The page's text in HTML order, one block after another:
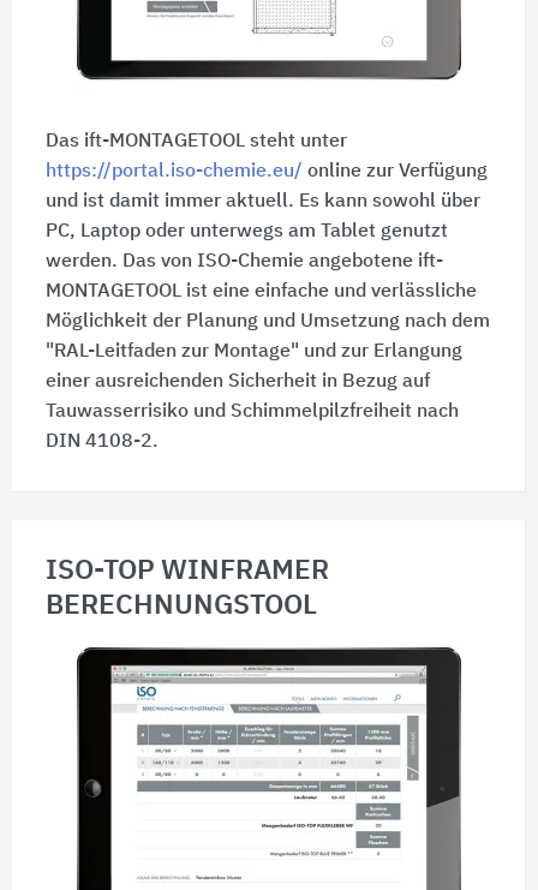
Das ift-MONTAGETOOL steht unter
https://portal.iso-chemie.eu/ online zur Verfügung
und ist damit immer aktuell. Es kann sowohl über
PC, Laptop oder unterwegs am Tablet genutzt
werden. Das von ISO-Chemie angebotene ift-
MONTAGETOOL ist eine einfache und verlässliche
Möglichkeit der Planung und Umsetzung nach dem
"RAL-Leitfaden zur Montage" und zur Erlangung
einer ausreichenden Sicherheit in Bezug auf
Tauwasserrisiko und Schimmelpilzfreiheit nach
DIN 4108-2.
ISO-TOP WINFRAMER
BERECHNUNGSTOOL